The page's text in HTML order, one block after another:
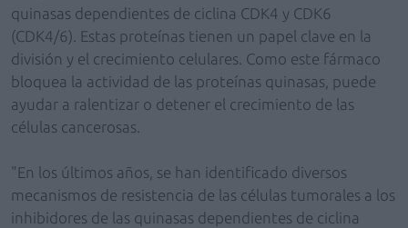
quinasas dependientes de ciclina CDK4 y CDK6
(CDK4/6). Estas proteínas tienen un papel clave en la
división y el crecimiento celulares. Como este fármaco
bloquea la actividad de las proteínas quinasas, puede
ayudar a ralentizar o detener el crecimiento de las
células cancerosas.
"En los últimos años, se han identificado diversos
mecanismos de resistencia de las células tumorales a los
inhibidores de las quinasas dependientes de ciclina